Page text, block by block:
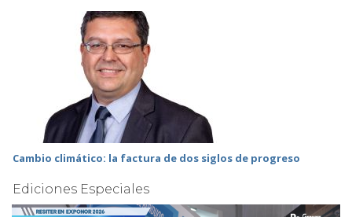
Cambio climático: la factura de dos siglos de progreso
Ediciones Especiales